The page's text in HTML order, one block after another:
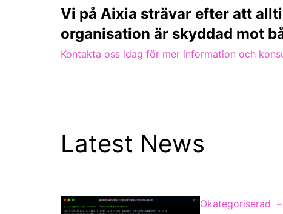
Vi på Aixia strävar efter att
organisation är skyddad mot
Kontakta oss idag för mer information och
Latest News
Okategoriserad